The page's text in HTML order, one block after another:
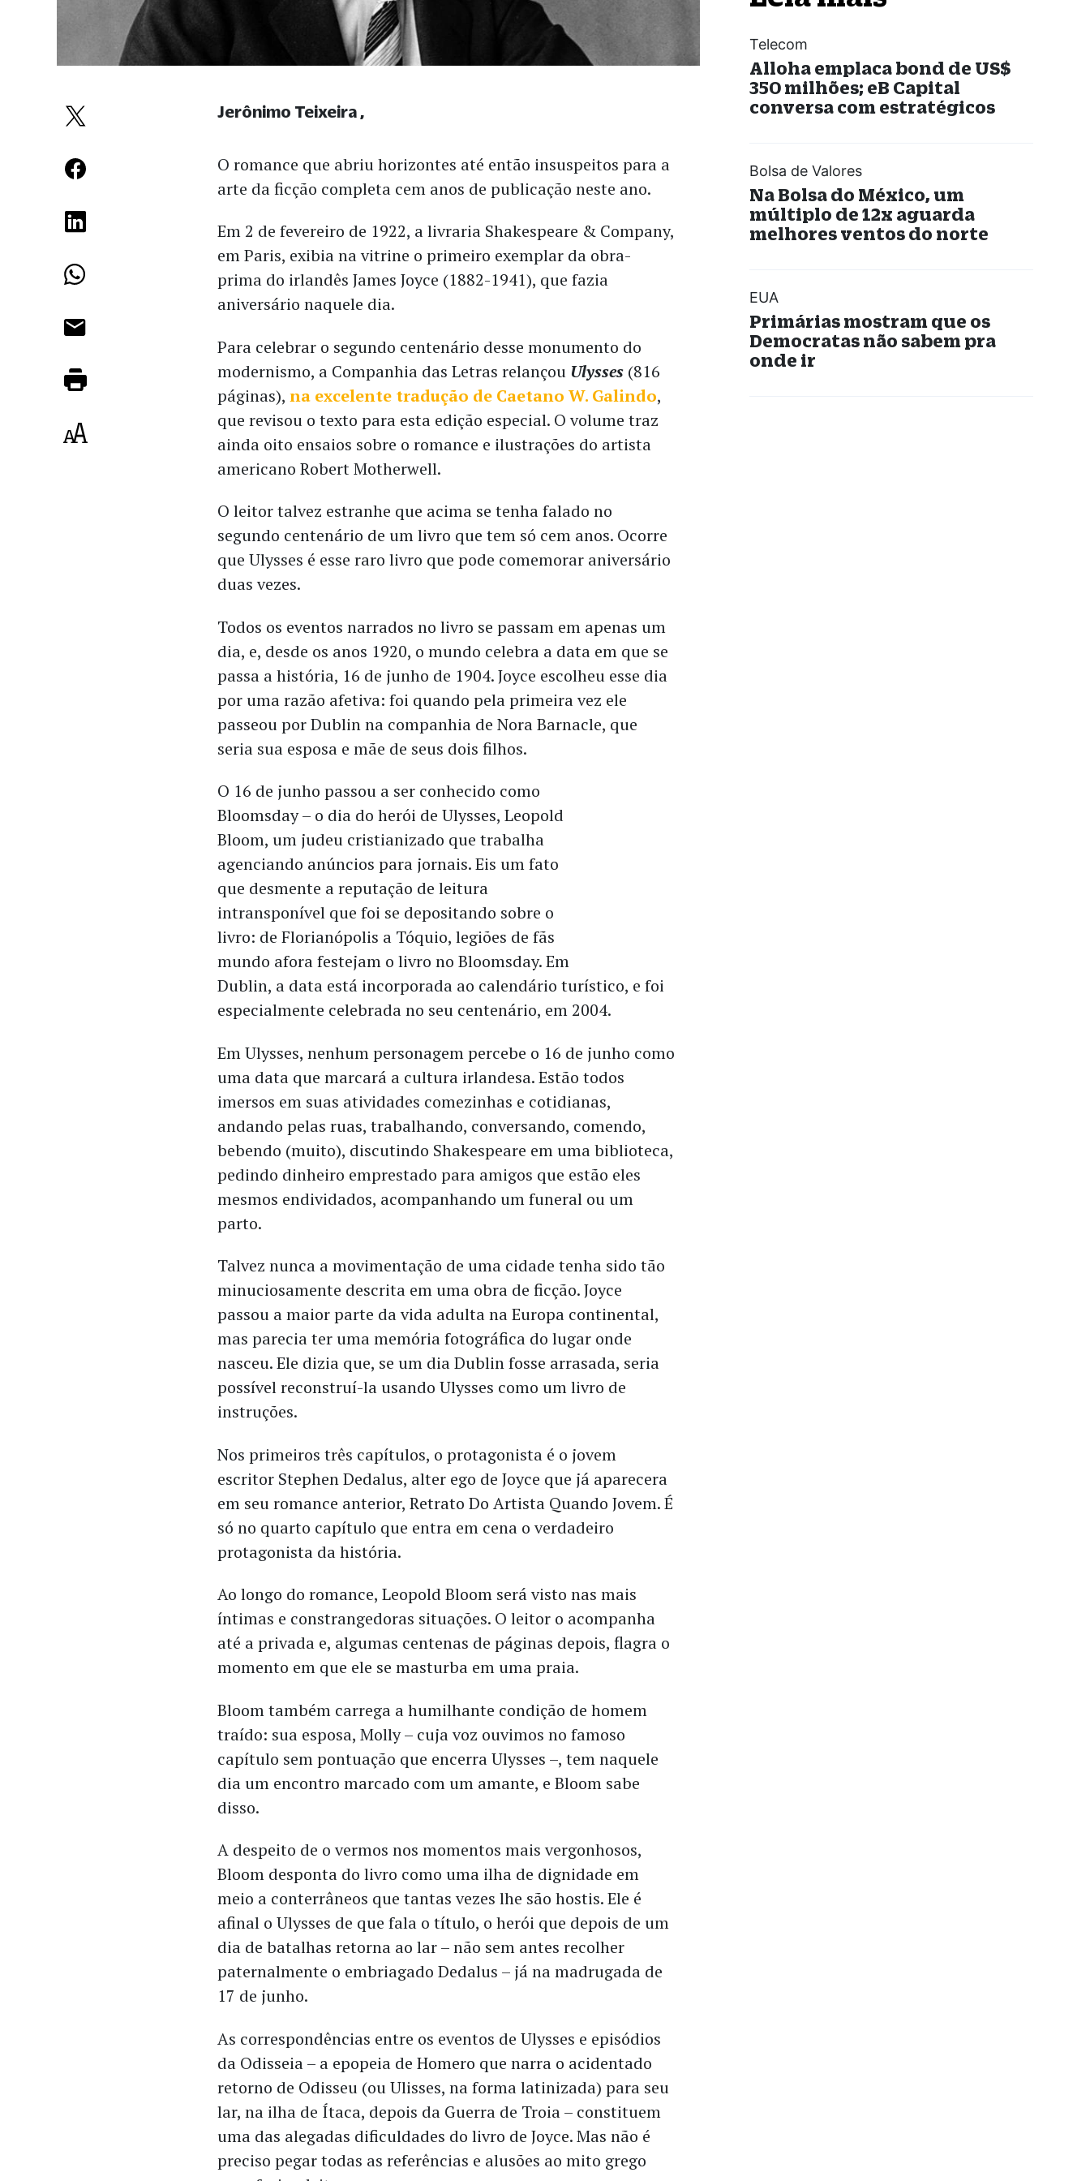
O romance que abriu horizontes até então insuspeitos para a
arte da ficção completa cem anos de publicação neste ano.
Em 2 de fevereiro de 1922, a livraria Shakespeare & Company,
em Paris, exibia na vitrine o primeiro exemplar da obra-
prima do irlandês James Joyce (1882-1941), que fazia
aniversário naquele dia.
Para celebrar o segundo centenário desse monumento do
modernismo, a Companhia das Letras relançou Ulysses (816
páginas),na excelente tradução de Caetano W. Galindo,
que revisou o texto para esta edição especial. O volume traz
ainda oito ensaios sobre o romance e ilustrações do artista
americano Robert Motherwell.
O leitor talvez estranhe que acima se tenha falado no
segundo centenário de um livro que tem só cem anos. Ocorre
que Ulysses é esse raro livro que pode comemorar aniversário
duas vezes.
Todos os eventos narrados no livro se passam em apenas um
dia, e, desde os anos 1920, o mundo celebra a data em que se
passa a história, 16 de junho de 1904. Joyce escolheu esse dia
por uma razão afetiva: foi quando pela primeira vez ele
passeou por Dublin na companhia de Nora Barnacle, que
seria sua esposa e mãe de seus dois filhos.
O 16 de junho passou a ser conhecido como
Bloomsday – o dia do herói de Ulysses, Leopold
Bloom, um judeu cristianizado que trabalha
agenciando anúncios para jornais. Eis um fato
que desmente a reputação de leitura
intransponível que foi se depositando sobre o
livro: de Florianópolis a Tóquio, legiões de fãs
mundo afora festejam o livro no Bloomsday. Em
Dublin, a data está incorporada ao calendário turístico, e foi
especialmente celebrada no seu centenário, em 2004.
Em Ulysses, nenhum personagem percebe o 16 de junho como
uma data que marcará a cultura irlandesa. Estão todos
imersos em suas atividades comezinhas e cotidianas,
andando pelas ruas, trabalhando, conversando, comendo,
bebendo (muito), discutindo Shakespeare em uma biblioteca,
pedindo dinheiro emprestado para amigos que estão eles
mesmos endividados, acompanhando um funeral ou um
parto.
Talvez nunca a movimentação de uma cidade tenha sido tão
minuciosamente descrita em uma obra de ficção. Joyce
passou a maior parte da vida adulta na Europa continental,
mas parecia ter uma memória fotográfica do lugar onde
nasceu. Ele dizia que, se um dia Dublin fosse arrasada, seria
possível reconstruí-la usando Ulysses como um livro de
instruções.
Nos primeiros três capítulos, o protagonista é o jovem
escritor Stephen Dedalus, alter ego de Joyce que já aparecera
em seu romance anterior, Retrato Do Artista Quando Jovem. É
só no quarto capítulo que entra em cena o verdadeiro
protagonista da história.
Ao longo do romance, Leopold Bloom será visto nas mais
íntimas e constrangedoras situações. O leitor o acompanha
até a privada e, algumas centenas de páginas depois, flagra o
momento em que ele se masturba em uma praia.
Bloom também carrega a humilhante condição de homem
traído: sua esposa, Molly – cuja voz ouvimos no famoso
capítulo sem pontuação que encerra Ulysses –, tem naquele
dia um encontro marcado com um amante, e Bloom sabe
disso.
A despeito de o vermos nos momentos mais vergonhosos,
Bloom desponta do livro como uma ilha de dignidade em
meio a conterrâneos que tantas vezes lhe são hostis. Ele é
afinal o Ulysses de que fala o título, o herói que depois de um
dia de batalhas retorna ao lar – não sem antes recolher
paternalmente o embriagado Dedalus – já na madrugada de
17 de junho.
As correspondências entre os eventos de Ulysses e episódios
da Odisseia – a epopeia de Homero que narra o acidentado
retorno de Odisseu (ou Ulisses, na forma latinizada) para seu
lar, na ilha de Ítaca, depois da Guerra de Troia – constituem
uma das alegadas dificuldades do livro de Joyce. Mas não é
preciso pegar todas as referências e alusões ao mito grego
Jerônimo Teixeira
Telecom
Alloha emplaca bond de US$
350 milhões; eB Capital
conversa com estratégicos
Bolsa de Valores
Na Bolsa do México, um
múltiplo de 12x aguarda
melhores ventos do norte
EUA
Primárias mostram que os
Democratas não sabem pra
onde ir